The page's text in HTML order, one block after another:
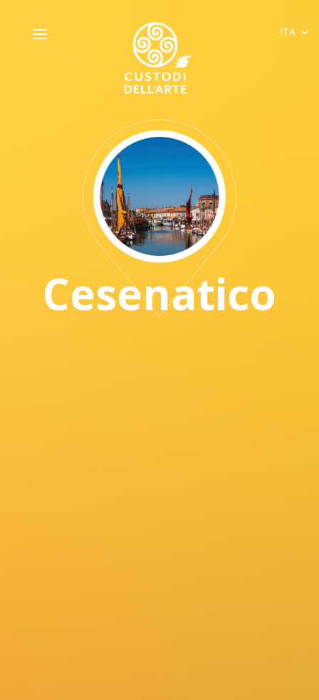
ITA
Cesenatico